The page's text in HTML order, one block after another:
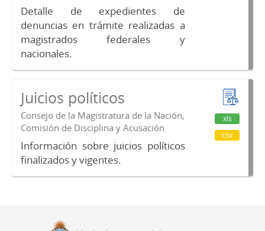
Detalle de expedientes de
denuncias en trámite realizadas a
magistrados federales y
nacionales.
Juicios políticos
Consejo de la Magistratura de la Nación,
Comisión de Disciplina y Acusación
Información sobre juicios políticos
finalizados y vigentes.
xls
csv